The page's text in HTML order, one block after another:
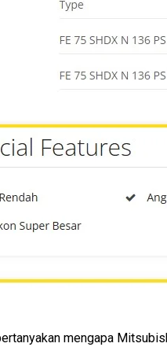
mengapa